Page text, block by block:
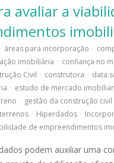
avaliar a
· áreas para incorporação ·
imobiliária · confiança no
Civil · construtora · data
· estudo de mercado
· gestão da construção civil
· Hiperdados ·
de empreendimentos
podem auxiliar uma